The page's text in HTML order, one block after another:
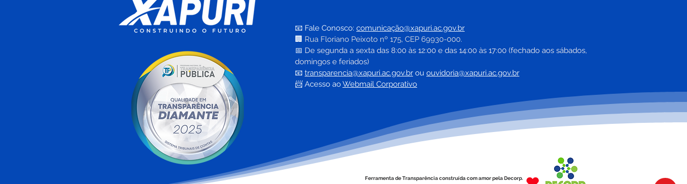
O CAMINHÃO DA CAIXA
ESTÁ EM XAPURI!
novos veículos para
fortalecer o SUS local
realizam semana de
exames oftalmológicos
gratuitos
📧 Fale Conosco: comunicação@xapuri.ac.gov.br
🏢 Rua Floriano Peixoto nº 175, CEP 69930-000.
📅 De segunda a sexta das 8:00 às 12:00 e das 14:00 às 17:00 (fechado aos sábados,
domingos e feriados)
📧 transparencia@xapuri.ac.gov.br ou ouvidoria@xapuri.ac.gov.br
📨 Acesso ao Webmail Corporativo
Ferramenta de Transparência construída com amor pela Decorp.